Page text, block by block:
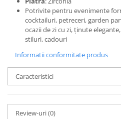
Potrivite pentru evenimente
cocktailuri, petreceri, garden
ocazii de zi cu zi, ținute
stiluri, cadouri
Informatii conformitate produs
Caracteristici
Review-uri(0)